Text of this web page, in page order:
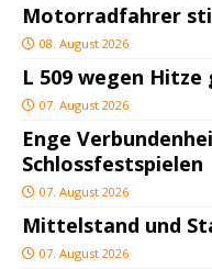
Motorradfahrer
08. August 2026
L 509 wegen
07. August 2026
Enge
Schlossfestspielen
07. August 2026
Mittelstand und
07. August 2026